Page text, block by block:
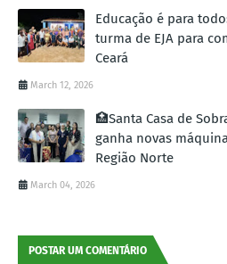
Educação é para
turma de EJA para
Ceará
March 12, 2026
🏥Santa Casa de
ganha novas
Região Norte
March 04, 2026
POSTAR UM COMENTÁRIO